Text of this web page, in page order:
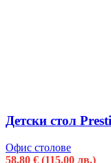
Детски стол
Офис столове
58.80 € (115.00 лв.)